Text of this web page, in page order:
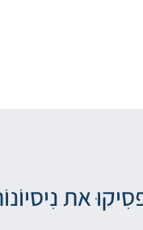
את